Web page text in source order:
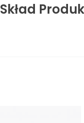
Skład